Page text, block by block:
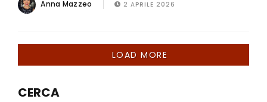
Anna Mazzeo 2 APRILE 2026
LOAD MORE
CERCA